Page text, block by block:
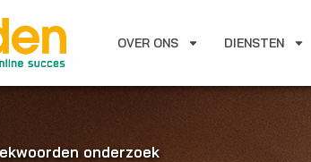
OVER ONS DIENSTEN
onderzoek